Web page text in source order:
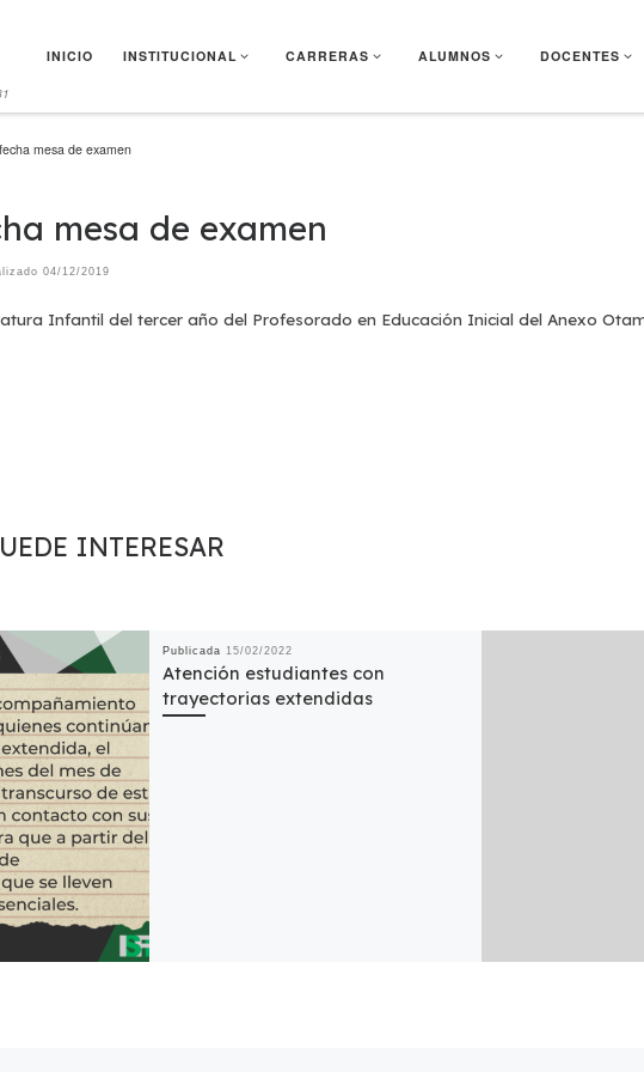
INICIO INSTITUCIONAL CARRERAS ALUMNOS DOCENTES
mesa de examen
mesa de examen
04/12/2019
Infantil del tercer año del Profesorado en Educación Inicial del Anexo
INTERESAR
Publicada 15/02/2022
Atención estudiantes con
trayectorias extendidas